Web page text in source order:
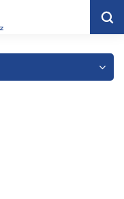
De Cocina